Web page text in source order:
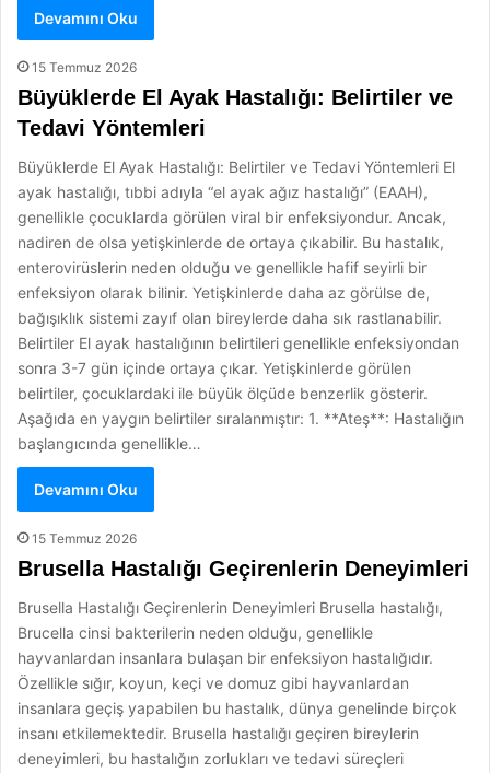
Devamını Oku
15 Temmuz 2026
Büyüklerde El Ayak Hastalığı: Belirtiler ve
Tedavi Yöntemleri
Büyüklerde El Ayak Hastalığı: Belirtiler ve Tedavi Yöntemleri El
ayak hastalığı, tıbbi adıyla “el ayak ağız hastalığı” (EAAH),
genellikle çocuklarda görülen viral bir enfeksiyondur. Ancak,
nadiren de olsa yetişkinlerde de ortaya çıkabilir. Bu hastalık,
enterovirüslerin neden olduğu ve genellikle hafif seyirli bir
enfeksiyon olarak bilinir. Yetişkinlerde daha az görülse de,
bağışıklık sistemi zayıf olan bireylerde daha sık rastlanabilir.
Belirtiler El ayak hastalığının belirtileri genellikle enfeksiyondan
sonra 3-7 gün içinde ortaya çıkar. Yetişkinlerde görülen
belirtiler, çocuklardaki ile büyük ölçüde benzerlik gösterir.
Aşağıda en yaygın belirtiler sıralanmıştır: 1. **Ateş**: Hastalığın
başlangıcında genellikle…
Devamını Oku
15 Temmuz 2026
Brusella Hastalığı Geçirenlerin Deneyimleri
Brusella Hastalığı Geçirenlerin Deneyimleri Brusella hastalığı,
Brucella cinsi bakterilerin neden olduğu, genellikle
hayvanlardan insanlara bulaşan bir enfeksiyon hastalığıdır.
Özellikle sığır, koyun, keçi ve domuz gibi hayvanlardan
insanlara geçiş yapabilen bu hastalık, dünya genelinde birçok
insanı etkilemektedir. Brusella hastalığı geçiren bireylerin
deneyimleri, bu hastalığın zorlukları ve tedavi süreçleri